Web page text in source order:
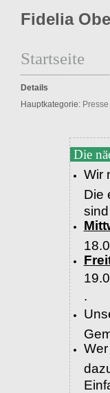
Fidelia
Startseite
Details
Hauptkategorie: Presse
Die
Wir
Die
.